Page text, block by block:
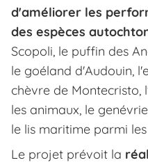
d'améliorer les
des espèces
Scopoli, le puffin des
le goéland d'Audouin,
chèvre de
les animaux, le
le lis maritime parmi
Le projet prévoit la